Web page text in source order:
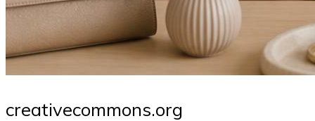
creativecommons.org